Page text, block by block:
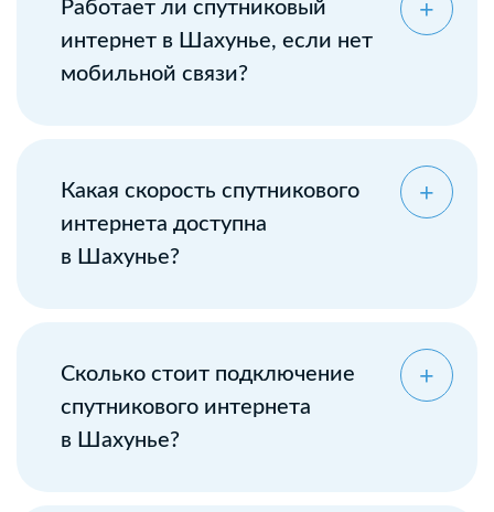
Работает ли спутниковый
интернет в Шахунье, если нет
мобильной связи?
Какая скорость спутникового
интернета доступна
в Шахунье?
Сколько стоит подключение
спутникового интернета
в Шахунье?